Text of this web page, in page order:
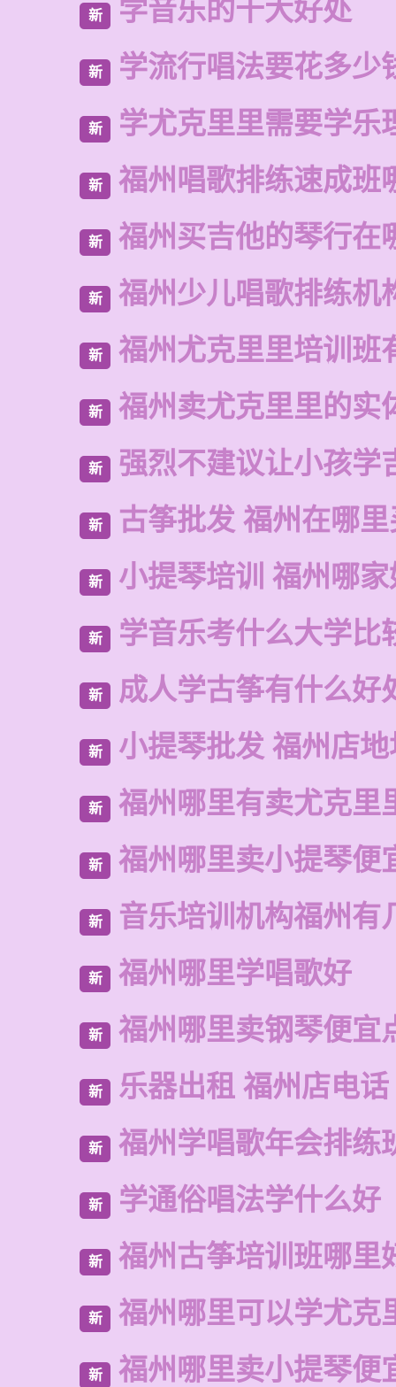
新 学音乐的十大好处
新 学流行唱法要花多少
新 学尤克里里需要学乐
新 福州唱歌排练速成班
新 福州买吉他的琴行在
新 福州少儿唱歌排练机
新 福州尤克里里培训班
新 福州卖尤克里里的实
新 强烈不建议让小孩学
新 古筝批发 福州在哪
新 小提琴培训 福州哪
新 学音乐考什么大学比
新 成人学古筝有什么好
新 小提琴批发 福州店
新 福州哪里有卖尤克里
新 福州哪里卖小提琴便
新 音乐培训机构福州有
新 福州哪里学唱歌好
新 福州哪里卖钢琴便宜
新 乐器出租 福州店电话
新 福州学唱歌年会排练
新 学通俗唱法学什么好
新 福州古筝培训班哪里
新 福州哪里可以学尤克
新 福州哪里卖小提琴便